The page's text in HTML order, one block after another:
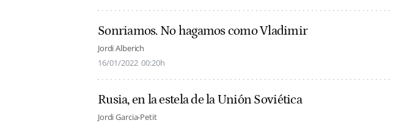
Sonriamos. No hagamos como Vladimir
Jordi Alberich
16/01/2022 00:20h
Rusia, en la estela de la Unión Soviética
Jordi Garcia-Petit